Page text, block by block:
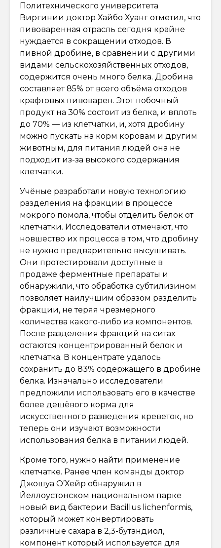
Политехнического университета
Виргинии доктор Хайбо Хуанг отметил, что
пивоваренная отрасль сегодня крайне
нуждается в сокращении отходов. В
пивной дробине, в сравнении с другими
видами сельскохозяйственных отходов,
содержится очень много белка. Дробина
составляет 85% от всего объёма отходов
крафтовых пивоварен. Этот побочный
продукт на 30% состоит из белка, и вплоть
до 70% — из клетчатки, и, хотя дробину
можно пускать на корм коровам и другим
животным, для питания людей она не
подходит из-за высокого содержания
клетчатки.
Учёные разработали новую технологию
разделения на фракции в процессе
мокрого помола, чтобы отделить белок от
клетчатки. Исследователи отмечают, что
новшество их процесса в том, что дробину
не нужно предварительно высушивать.
Они протестировали доступные в
продаже ферментные препараты и
обнаружили, что обработка субтилизином
позволяет наилучшим образом разделить
фракции, не теряя чрезмерного
количества какого-либо из компонентов.
После разделения фракций на ситах
остаются концентрированный белок и
клетчатка. В концентрате удалось
сохранить до 83% содержащего в дробине
белка. Изначально исследователи
предложили использовать его в качестве
более дешёвого корма для
искусственного разведения креветок, но
теперь они изучают возможности
использования белка в питании людей.
Кроме того, нужно найти применение
клетчатке. Ранее член команды доктор
Джошуа О’Хейр обнаружил в
Йеллоустонском национальном парке
новый вид бактерии Bacillus lichenformis,
который может конвертировать
различные сахара в 2,3-бутандиол,
компонент который используется для